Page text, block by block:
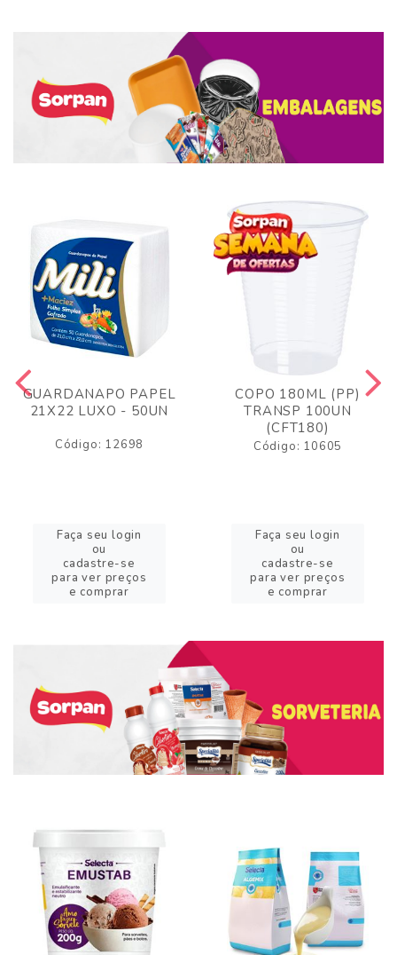
GUARDANAPO PAPEL
21X22 LUXO - 50UN
Código: 12698
Faça seu login
ou
cadastre-se
para ver preços
e comprar
COPO 180ML (PP)
TRANSP 100UN
(CFT180)
Código: 10605
Faça seu login
ou
cadastre-se
para ver preços
e comprar